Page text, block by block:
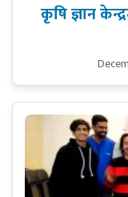
कृषि ज्ञान